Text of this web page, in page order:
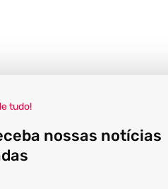
tudo!
nossas notícias